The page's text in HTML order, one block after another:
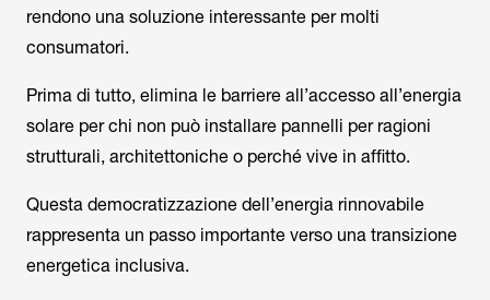
rendono una soluzione interessante per molti
consumatori.
Prima di tutto, elimina le barriere all’accesso all’energia
solare per chi non può installare pannelli per ragioni
strutturali, architettoniche o perché vive in affitto.
Questa democratizzazione dell’energia rinnovabile
rappresenta un passo importante verso una transizione
energetica inclusiva.